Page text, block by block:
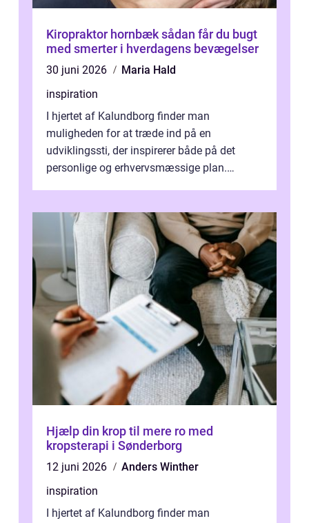
Kiropraktor hornbæk sådan får du bugt
med smerter i hverdagens bevægelser
30 juni 2026
Maria Hald
inspiration
I hjertet af Kalundborg finder man
muligheden for at træde ind på en
udviklingssti, der inspirerer både på det
personlige og erhvervsmæssige plan.
Hjælp din krop til mere ro med
kropsterapi i Sønderborg
12 juni 2026
Anders Winther
inspiration
I hjertet af Kalundborg finder man